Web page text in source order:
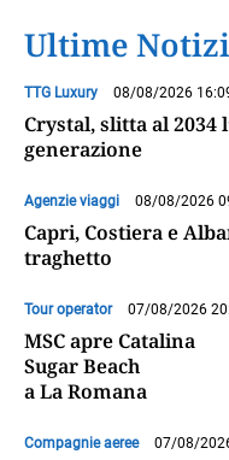
Ultime
TTG Luxury 08/08/2026
Crystal, slitta al
generazione
Agenzie viaggi 08/08/2026
Capri, Costiera e
traghetto
Tour operator 07/08/2026
MSC apre Catalina
Sugar Beach
a La Romana
Compagnie aeree 07/08/